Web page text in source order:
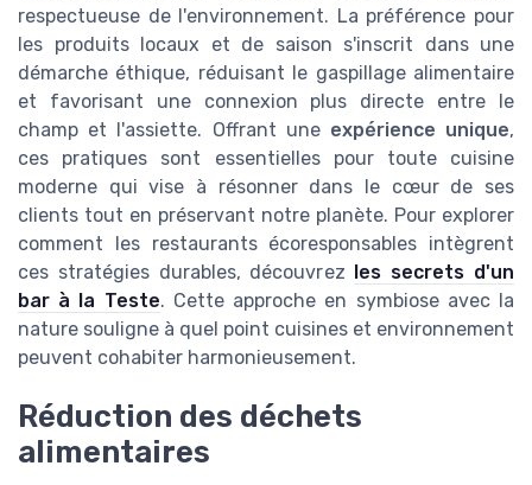
respectueuse de l'environnement. La préférence pour
les produits locaux et de saison s'inscrit dans une
démarche éthique, réduisant le gaspillage alimentaire
et favorisant une connexion plus directe entre le
champ et l'assiette. Offrant une expérience unique,
ces pratiques sont essentielles pour toute cuisine
moderne qui vise à résonner dans le cœur de ses
clients tout en préservant notre planète. Pour explorer
comment les restaurants écoresponsables intègrent
ces stratégies durables, découvrez les secrets d'un
bar à la Teste. Cette approche en symbiose avec la
nature souligne à quel point cuisines et environnement
peuvent cohabiter harmonieusement.
Réduction des déchets
alimentaires